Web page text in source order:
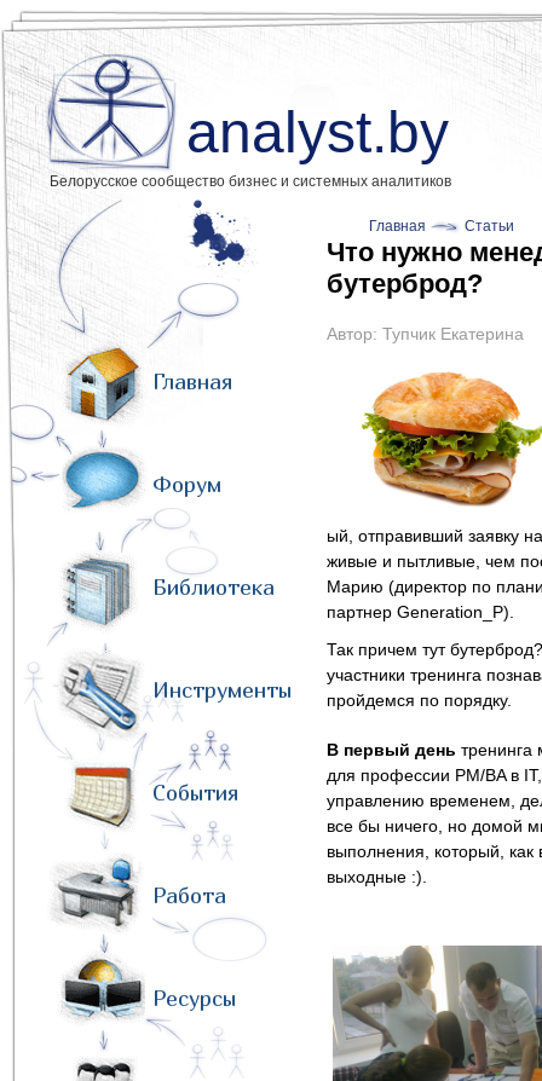
analyst.by
Белорусское сообщество бизнес и системных аналитиков
Главная
Форум
Библиотека
Инструменты
События
Работа
Ресурсы
Главная Статьи
Что нужно
бутерброд?
Автор: Тупчик Екатерина
ый, отправивший заявку
живые и пытливые, чем
Марию (директор по
партнер Generation_P).
Так причем тут
участники тренинга
пройдемся по порядку.
В первый день тренинга
для профессии PM/BA в
управлению временем,
все бы ничего, но домой
выполнения, который,
выходные :).